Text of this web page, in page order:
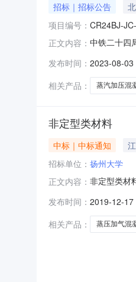
招标｜招标公告
项目编号： CR24BJ-
正文内容： 中铁二十四
件，现对人
保障，遵循
发布时间： 2023-08-03
相关产品：
蒸汽加压混
非定型类材料
中标｜中标通知
招标单位： 扬州大学
正文内容： 非定型类材
需要有市场
息：采购项
发布时间： 2019-12-17
相关产品：
蒸压加气混